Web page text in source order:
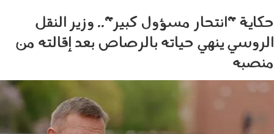
حكاية "انتحار مسؤول كبير".. وزير النقل
الروسي ينهي حياته بالرصاص بعد إقالته من
منصبه